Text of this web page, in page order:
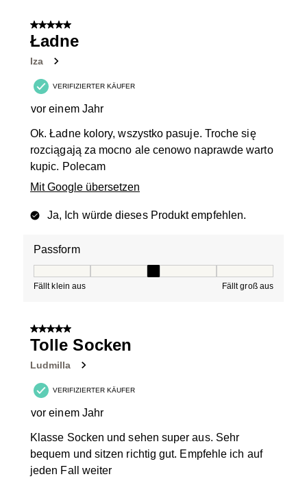
5 von 5 Sternen.
Ładne
Iza
VERIFIZIERTER KÄUFER
vor einem Jahr
Ok. Ładne kolory, wszystko pasuje. Troche się
rozciągają za mocno ale cenowo naprawde warto
kupic. Polecam
Mit Google übersetzen
Ja, Ich würde dieses Produkt empfehlen.
Passform
Fällt klein aus Fällt groß aus
5 von 5 Sternen.
Tolle Socken
Ludmilla
VERIFIZIERTER KÄUFER
vor einem Jahr
Klasse Socken und sehen super aus. Sehr
bequem und sitzen richtig gut. Empfehle ich auf
jeden Fall weiter